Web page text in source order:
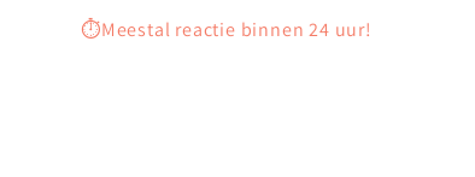
⏱️Meestal reactie binnen 24 uur!